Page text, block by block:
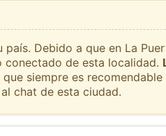
Debido a que en La
conectado de esta localidad.
siempre es recomendable
chat de esta ciudad.